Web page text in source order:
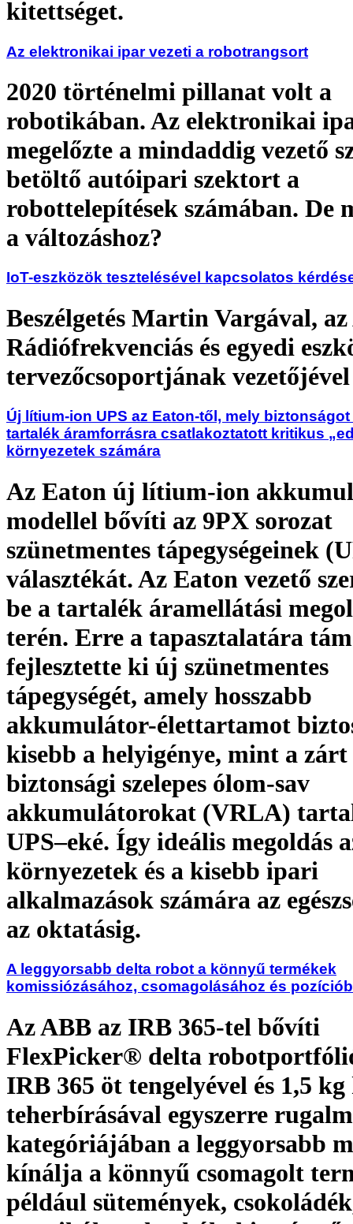
kitettséget.
Az elektronikai ipar vezeti a robotrangsort
2020 történelmi pillanat volt a
robotikában. Az elektronikai
megelőzte a mindaddig vezető
betöltő autóipari szektort a
robottelepítések számában. De
a változáshoz?
IoT-eszközök tesztelésével kapcsolatos
Beszélgetés Martin Vargával,
Rádiófrekvenciás és egyedi
tervezőcsoportjának vezetőjével
Új lítium-ion UPS az Eaton-től, mely
tartalék áramforrásra csatlakoztatott kritikus
környezetek számára
Az Eaton új lítium-ion
modellel bővíti az 9PX sorozat
szünetmentes tápegységeinek
választékát. Az Eaton vezető
be a tartalék áramellátási
terén. Erre a tapasztalatára
fejlesztette ki új szünetmentes
tápegységét, amely hosszabb
akkumulátor-élettartamot
kisebb a helyigénye, mint a zárt
biztonsági szelepes ólom-sav
akkumulátorokat (VRLA)
UPS–eké. Így ideális megoldás
környezetek és a kisebb ipari
alkalmazások számára az
az oktatásig.
A leggyorsabb delta robot a könnyű termékek
komissiózásához, csomagolásához és
Az ABB az IRB 365-tel bővíti
FlexPicker® delta
IRB 365 öt tengelyével és 1,5 kg
teherbírásával egyszerre
kategóriájában a leggyorsabb
kínálja a könnyű csomagolt
például sütemények,